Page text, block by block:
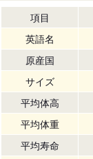
項目
英語名
原産国
サイズ
平均体高
平均体重
平均寿命